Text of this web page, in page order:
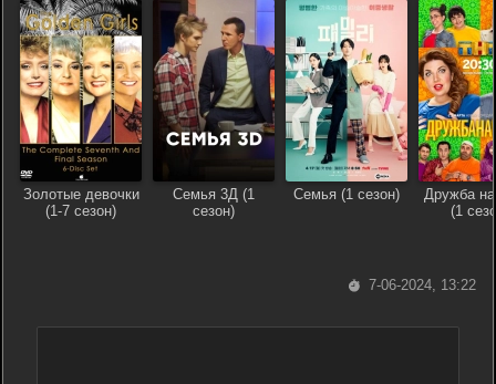
Золотые девочки
(1-7 сезон)
Семья 3Д (1
сезон)
Семья (1 сезон)
Дружба
(1
7-06-2024, 13:22